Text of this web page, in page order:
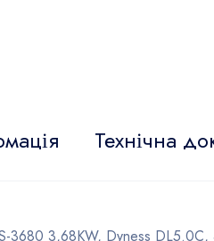
Технічна
3680 3,68KW, Dyness